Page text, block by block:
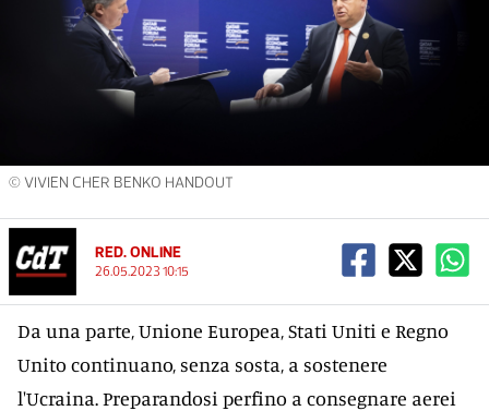
© VIVIEN CHER BENKO HANDOUT
RED. ONLINE
26.05.2023 10:15
Da una parte, Unione Europea, Stati Uniti e Regno
Unito continuano, senza sosta, a sostenere
l'Ucraina. Preparandosi perfino a consegnare aerei